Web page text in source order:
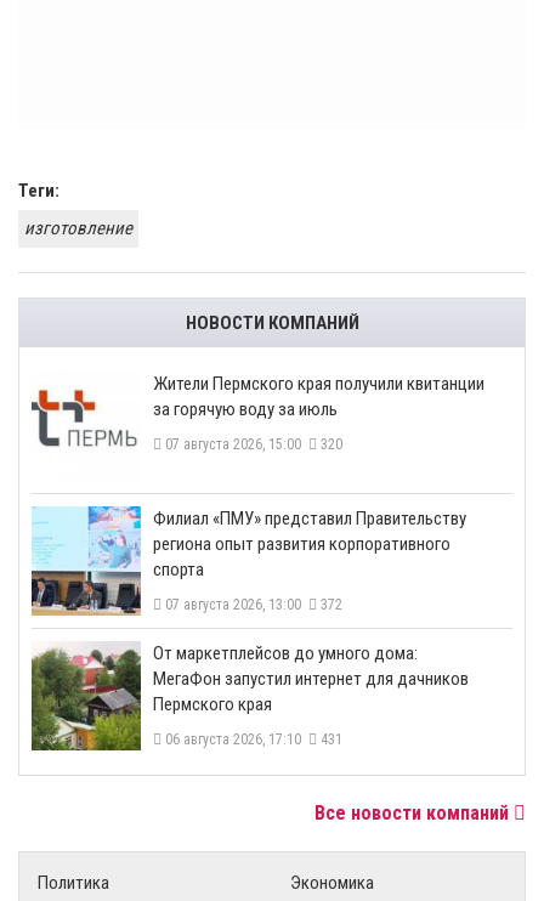
Теги:
изготовление
НОВОСТИ КОМПАНИЙ
​Жители Пермского края получили квитанции
за горячую воду за июль
07 августа 2026, 15:00 320
​Филиал «ПМУ» представил Правительству
региона опыт развития корпоративного
спорта
07 августа 2026, 13:00 372
От маркетплейсов до умного дома:
МегаФон запустил интернет для дачников
Пермского края
06 августа 2026, 17:10 431
Все новости компаний
Политика
Экономика